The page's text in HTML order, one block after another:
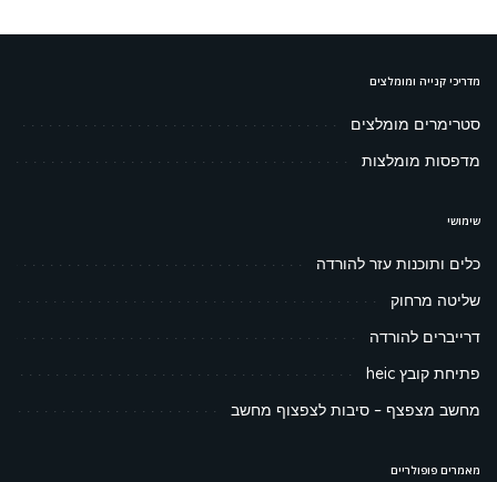
מדריכי קנייה ומומלצים
סטרימרים מומלצים
מדפסות מומלצות
שימושי
כלים ותוכנות עזר להורדה
שליטה מרחוק
דרייברים להורדה
פתיחת קובץ heic
מחשב מצפצף – סיבות לצפצוף מחשב
מאמרים פופולריים